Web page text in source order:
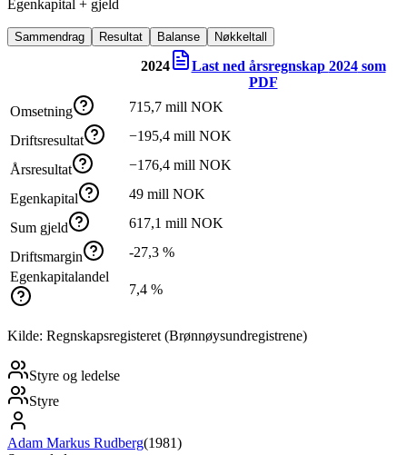
Egenkapital + gjeld
Sammendrag Resultat Balanse Nøkkeltall
2024 Last ned årsregnskap 2024som
PDF
Omsetning
715,7 mill NOK
Driftsresultat −195,4 mill NOK
Årsresultat −176,4 mill NOK
Egenkapital 49 mill NOK
Sum gjeld 617,1 mill NOK
Driftsmargin
-27,3 %
Egenkapitalandel
7,4 %
Kilde: Regnskapsregisteret (Brønnøysundregistrene)
Styre og ledelse
Styre
Adam Markus Rudberg(1981)